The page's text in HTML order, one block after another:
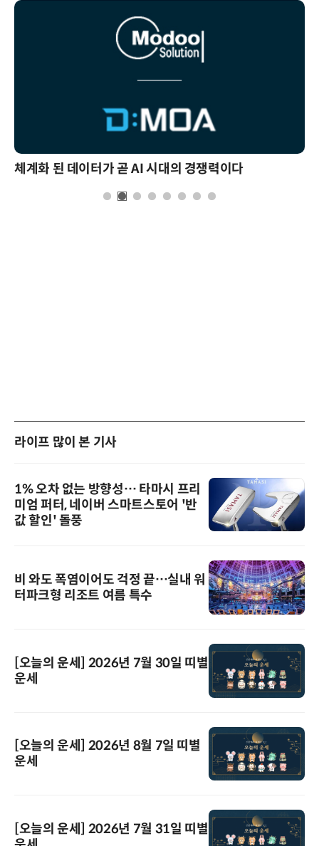
체계화 된 데이터가 곧 AI 시대의 경쟁력이다
라이프 많이 본 기사
1% 오차 없는 방향성… 타마시 프리
미엄 퍼터, 네이버 스마트스토어 '반
값 할인' 돌풍
비 와도 폭염이어도 걱정 끝…실내 워
터파크형 리조트 여름 특수
[오늘의 운세] 2026년 7월 30일 띠별
운세
[오늘의 운세] 2026년 8월 7일 띠별
운세
[오늘의 운세] 2026년 7월 31일 띠별